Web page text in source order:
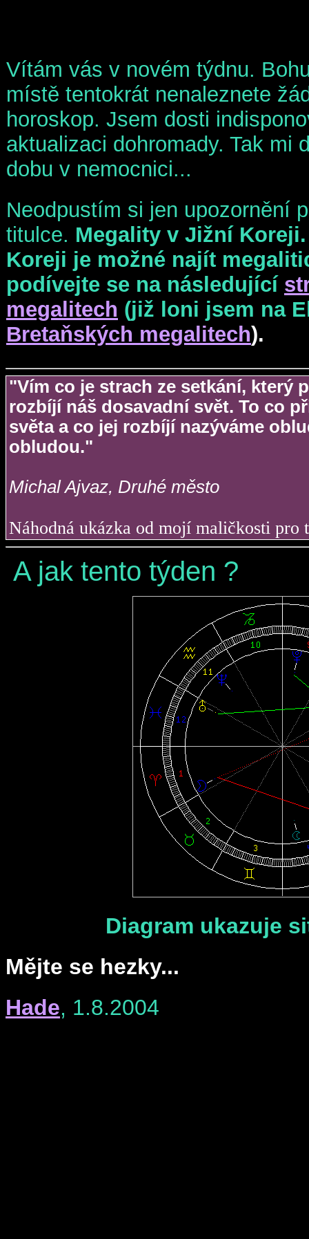
Vítám vás v novém týdnu.
místě tentokrát nenaleznete
horoskop. Jsem dosti
aktualizaci dohromady. Tak mi
dobu v nemocnici...
Neodpustím si jen upozornění
titulce. Megality v Jižní
Koreji je možné najít
podívejte se na následující
megalitech (již loni jsem na
Bretaňských megalitech).
"Vím co je strach ze setkání, který
rozbíjí náš dosavadní svět. To co
světa a co jej rozbíjí nazýváme
obludou."
Michal Ajvaz, Druhé město
Náhodná ukázka od mojí maličkosti pro
A jak tento týden ?
Diagram ukazuje
Mějte se hezky...
Hade, 1.8.2004